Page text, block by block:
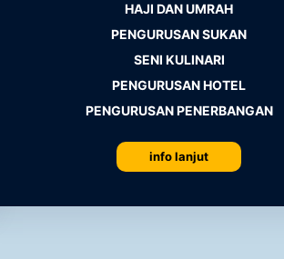
HAJI DAN UMRAH
PENGURUSAN SUKAN
SENI KULINARI
PENGURUSAN HOTEL
PENGURUSAN PENERBANGAN
info lanjut